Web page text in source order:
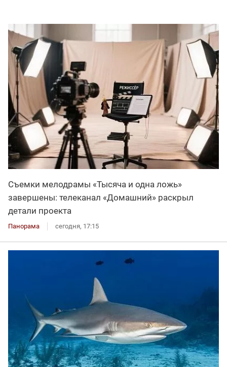
Съемки мелодрамы «Тысяча и одна ложь»
завершены: телеканал «Домашний» раскрыл
детали проекта
Панорама сегодня, 17:15